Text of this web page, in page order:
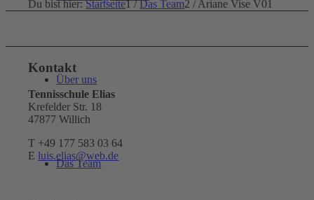
Über uns
Das Team
Du bist hier: Startseite1 / Das Team2 / Ariane Vise V01
Kontakt
Tennisschule Elias
Krefelder Str. 18
47877 Willich
T +49 177 583 03 64
E luis.elias@web.de